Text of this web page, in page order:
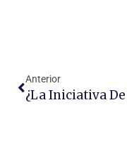
Anterior